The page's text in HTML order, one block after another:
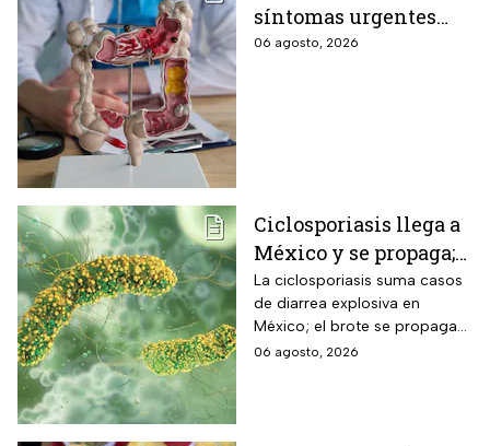
síntomas urgentes
que te advierten que
06 agosto, 2026
Ciclosporiasis llega a
México y se propaga;
activan protocolos
para revisar frutas y
verduras
La ciclosporiasis suma casos
de diarrea explosiva en
México; el brote se propaga
en el territorio nacional
06 agosto, 2026